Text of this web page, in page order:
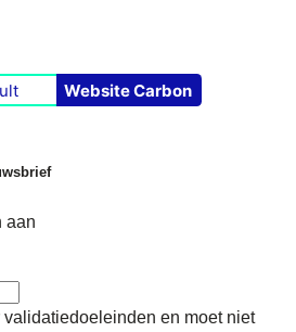
Website Carbon
aan
en moet niet